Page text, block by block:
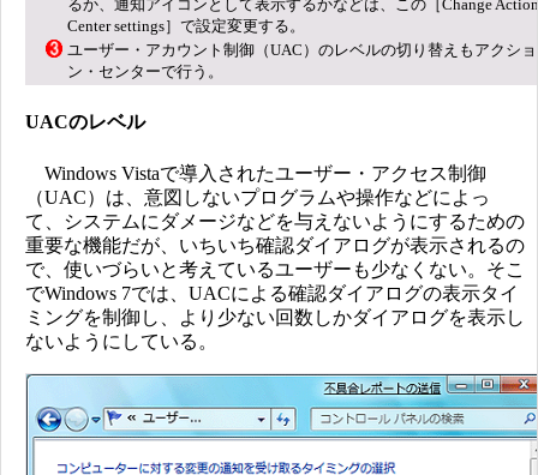
るか、通知アイコンとして表示するかなどは、この［Change Action
Center settings］で設定変更する。
ユーザー・アカウント制御（UAC）のレベルの切り替えもアクショ
ン・センターで行う。
UACのレベル
Windows Vistaで導入されたユーザー・アクセス制御
（UAC）は、意図しないプログラムや操作などによっ
て、システムにダメージなどを与えないようにするための
重要な機能だが、いちいち確認ダイアログが表示されるの
で、使いづらいと考えているユーザーも少なくない。そこ
でWindows 7では、UACによる確認ダイアログの表示タイ
ミングを制御し、より少ない回数しかダイアログを表示し
ないようにしている。